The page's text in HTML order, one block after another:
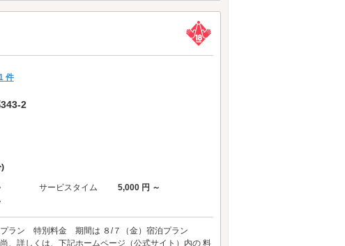
件
2
サービスタイム
5,000 円 ～
ン 特別料金 期間は ８/７（金）宿泊プラン
、詳しくは、下記ホームページ（公式サイト）内の 料